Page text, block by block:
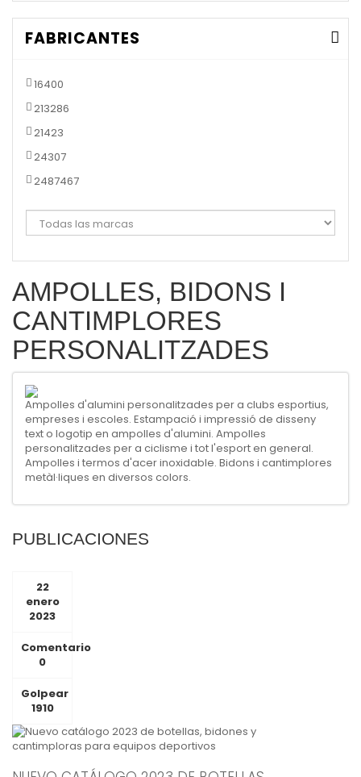
FABRICANTES
16400
213286
21423
24307
2487467
AMPOLLES, BIDONS I
CANTIMPLORES
PERSONALITZADES
Ampolles d'alumini personalitzades per a clubs esportius,
empreses i escoles. Estampació i impressió de disseny
text o logotip en ampolles d'alumini. Ampolles
personalitzades per a ciclisme i tot l'esport en general.
Ampolles i termos d'acer inoxidable. Bidons i cantimplores
metàl·liques en diversos colors.
PUBLICACIONES
22
enero
2023
Comentario
0
Golpear
1910